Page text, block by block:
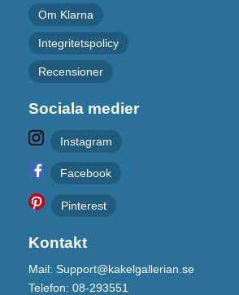
Om Klarna
Integritetspolicy
Recensioner
Sociala medier
Instagram
Facebook
Pinterest
Kontakt
Mail: Support@kakelgallerian.se
Telefon: 08-293551